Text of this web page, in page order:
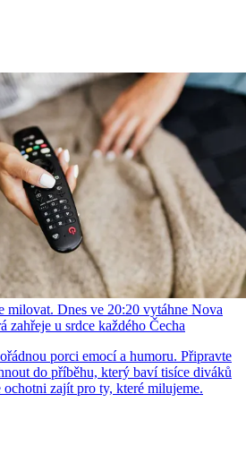
milovat. Dnes ve 20:20 vytáhne Nova
zahřeje u srdce každého Čecha
porci emocí a humoru. Připravte
do příběhu, který baví tisíce diváků
zajít pro ty, které milujeme.